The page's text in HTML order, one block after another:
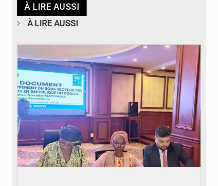
À LIRE AUSSI
À LIRE AUSSI